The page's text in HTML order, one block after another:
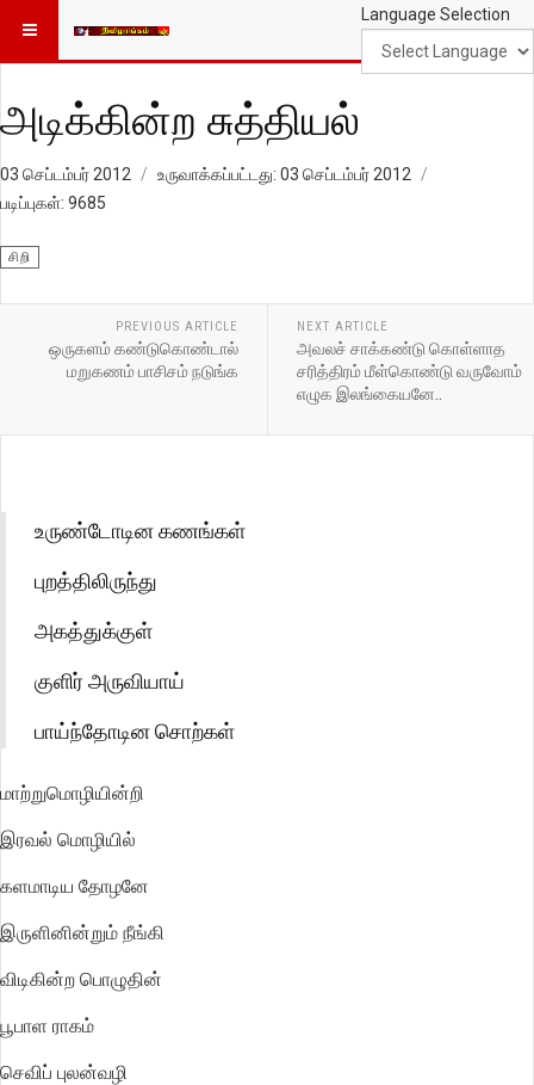
Language Selection
அடிக்கின்ற சுத்தியல்
03 செப்டம்பர் 2012
உருவாக்கப்பட்டது: 03 செப்டம்பர் 2012
படிப்புகள்: 9685
சிறி
PREVIOUS ARTICLE
ஒருகளம் கண்டுகொண்டால்
மறுகணம் பாசிசம் நடுங்க
NEXT ARTICLE
அவலச் சாக்கண்டு கொள்ளாத
சரித்திரம் மீள்கொண்டு வருவோம்
எழுக இலங்கையனே..
உருண்டோடின கணங்கள்
புறத்திலிருந்து
அகத்துக்குள்
குளிர் அருவியாய்
பாய்ந்தோடின சொற்கள்
மாற்றுமொழியின்றி
இரவல் மொழியில்
களமாடிய தோழனே
இருளினின்றும் நீங்கி
விடிகின்ற பொழுதின்
பூபாள ராகம்
செவிப் புலன்வழி